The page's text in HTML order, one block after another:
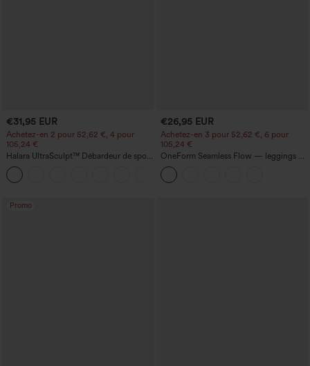
€31,95 EUR
Achetez-en 2 pour 52,62 €, 4 pour
105,24 €
Halara UltraSculpt™ Débardeur de sport
à col rond et ourlet arrondi
€26,95 EUR
Achetez-en 3 pour 52,62 €, 6 pour
105,24 €
OneForm Seamless Flow — leggings de
yoga sans coutures, taille mi-haute, effet
gainant pour le ventre et liftant pour les
fesses
Promo